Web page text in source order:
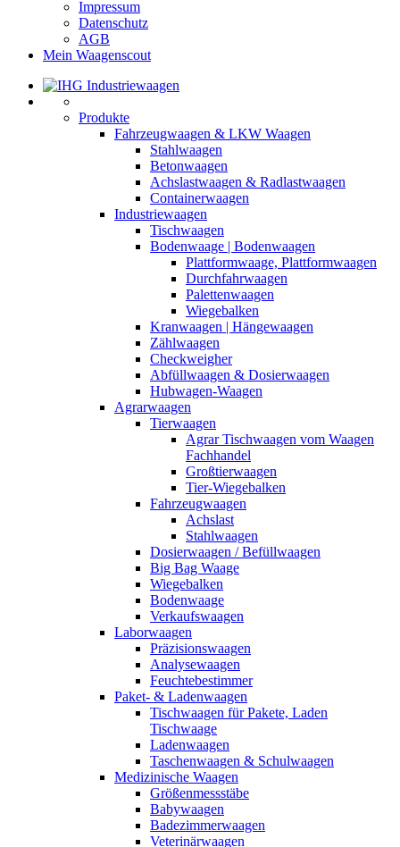
Impressum
Datenschutz
AGB
Mein Waagenscout
Produkte
Fahrzeugwaagen & LKW Waagen
Stahlwaagen
Betonwaagen
Achslastwaagen & Radlastwaagen
Containerwaagen
Industriewaagen
Tischwaagen
Bodenwaage | Bodenwaagen
Plattformwaage, Plattformwaagen
Durchfahrwaagen
Palettenwaagen
Wiegebalken
Kranwaagen | Hängewaagen
Zählwaagen
Checkweigher
Abfüllwaagen & Dosierwaagen
Hubwagen-Waagen
Agrarwaagen
Tierwaagen
Agrar Tischwaagen vom Waagen
Fachhandel
Großtierwaagen
Tier-Wiegebalken
Fahrzeugwaagen
Achslast
Stahlwaagen
Dosierwaagen / Befüllwaagen
Big Bag Waage
Wiegebalken
Bodenwaage
Verkaufswaagen
Laborwaagen
Präzisionswaagen
Analysewaagen
Feuchtebestimmer
Paket- & Ladenwaagen
Tischwaagen für Pakete, Laden
Tischwaage
Ladenwaagen
Taschenwaagen & Schulwaagen
Medizinische Waagen
Größenmessstäbe
Babywaagen
Badezimmerwaagen
Veterinärwaagen